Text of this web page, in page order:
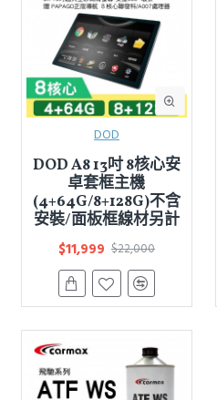
DOD
DOD A8 13吋 8核心安
卓套框主機
(4+64G/8+128G)不含
安裝/面板框線材另計
$11,999 $22,000